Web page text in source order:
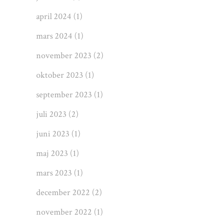
april 2024 (1)
mars 2024 (1)
november 2023 (2)
oktober 2023 (1)
september 2023 (1)
juli 2023 (2)
juni 2023 (1)
maj 2023 (1)
mars 2023 (1)
december 2022 (2)
november 2022 (1)